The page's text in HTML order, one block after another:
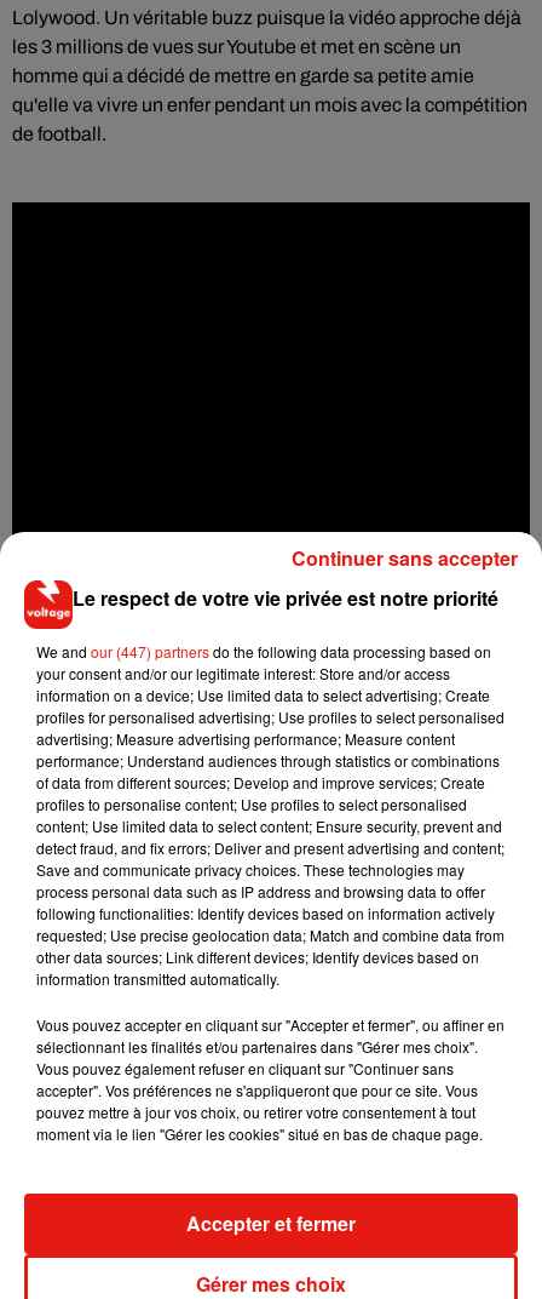
Lolywood. Un véritable buzz puisque la vidéo approche déjà
les 3 millions de vues sur Youtube et met en scène un
homme qui a décidé de mettre en garde sa petite amie
qu'elle va vivre un enfer pendant un mois avec la compétition
de football.
Musique
7 août 2026
RÜFÜS DU SOL annonce un nouvel
album après sa tournée mondiale
7 août 2026
Angèle et Amélie Lens dévoilent leur
collaboration tant attendue
dimension avec son premier...
Le respect de votre vie privée est notre priorité
We and our (447) partnersdo the following data processing based on
your consent and/or our legitimate interest: Store and/or access
information on a device; Use limited data to select advertising; Create
profiles for personalised advertising; Use profiles to select personalised
advertising; Measure advertising performance; Measure content
performance; Understand audiences through statistics or combinations
of data from different sources; Develop and improve services; Create
profiles to personalise content; Use profiles to select personalised
content; Use limited data to select content; Ensure security, prevent and
detect fraud, and fix errors; Deliver and present advertising and content;
Save and communicate privacy choices. These technologies may
process personal data such as IP address and browsing data to offer
following functionalities: Identify devices based on information actively
requested; Use precise geolocation data; Match and combine data from
other data sources; Link different devices; Identify devices based on
information transmitted automatically.
Vous pouvez accepter en cliquant sur "Accepter et fermer", ou affiner en
sélectionnant les finalités et/ou partenaires dans "Gérer mes choix".
Vous pouvez également refuser en cliquant sur "Continuer sans
accepter". Vos préférences ne s'appliqueront que pour ce site. Vous
pouvez mettre à jour vos choix, ou retirer votre consentement à tout
moment via le lien "Gérer les cookies" situé en bas de chaque page.
Gérer mes choix
Accepter et fermer
Continuer sans accepter